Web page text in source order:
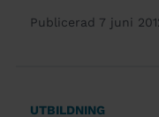
Publicerad 7 juni
UTBILDNING